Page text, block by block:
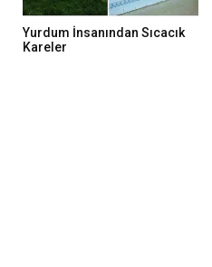
Yurdum İnsanından Sıcacık
Kareler